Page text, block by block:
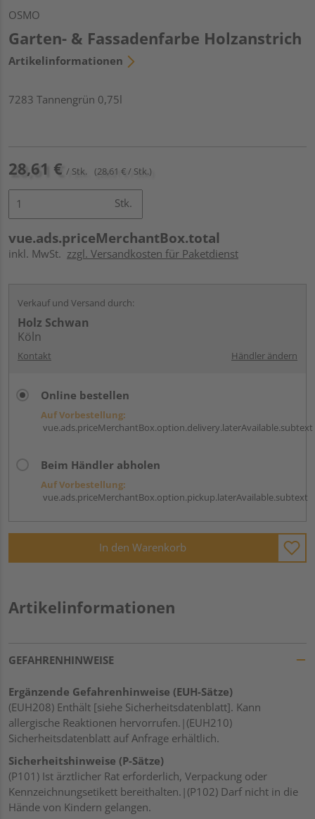
OSMO
Garten- & Fassadenfarbe Holzanstrich
Artikelinformationen
7283 Tannengrün 0,75l
28,61 € / Stk. (28,61 € / Stk.)
Stk.
vue.ads.priceMerchantBox.total
inkl. MwSt. zzgl. Versandkosten für Paketdienst
Verkauf und Versand durch:
Holz Schwan
Köln
Kontakt Händler ändern
Online bestellen
Auf Vorbestellung:
vue.ads.priceMerchantBox.option.delivery.laterAvailable.subtext
Beim Händler abholen
Auf Vorbestellung:
vue.ads.priceMerchantBox.option.pickup.laterAvailable.subtext
In den Warenkorb
Artikelinformationen
GEFAHRENHINWEISE
Ergänzende Gefahrenhinweise (EUH-Sätze)
(EUH208) Enthält [siehe Sicherheitsdatenblatt]. Kann
allergische Reaktionen hervorrufen.|(EUH210)
Sicherheitsdatenblatt auf Anfrage erhältlich.
Sicherheitshinweise (P-Sätze)
(P101) Ist ärztlicher Rat erforderlich, Verpackung oder
Kennzeichnungsetikett bereithalten.|(P102) Darf nicht in die
Hände von Kindern gelangen.